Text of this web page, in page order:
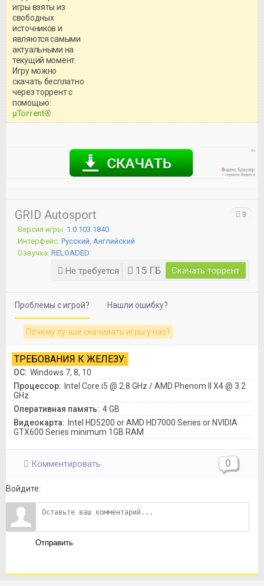
системными требованиями и
игры взяты из
свободных
источников и
являются самыми
актуальными на
текущий момент.
Игру можно
скачать бесплатно
через торрент с
помощью:
μTorrent®
GRID Autosport
Версия игры: 1.0.103.1840
Интерфейс: Русский, Английский
Озвучка: RELOADED
Не требуется 15 ГБ Скачать торрент
3
Проблемы с игрой? Нашли ошибку?
Почему лучше скачивать игры у нас?
ТРЕБОВАНИЯ К ЖЕЛЕЗУ:
ОС: Windows 7, 8, 10
Процессор: Intel Core i5 @ 2.8 GHz / AMD Phenom II X4 @ 3.2
GHz
Оперативная память: 4 GB
Видеокарта: Intel HD5200 or AMD HD7000 Series or NVIDIA
GTX600 Series minimum 1GB RAM
Комментировать 0
Войдите:
Отправить